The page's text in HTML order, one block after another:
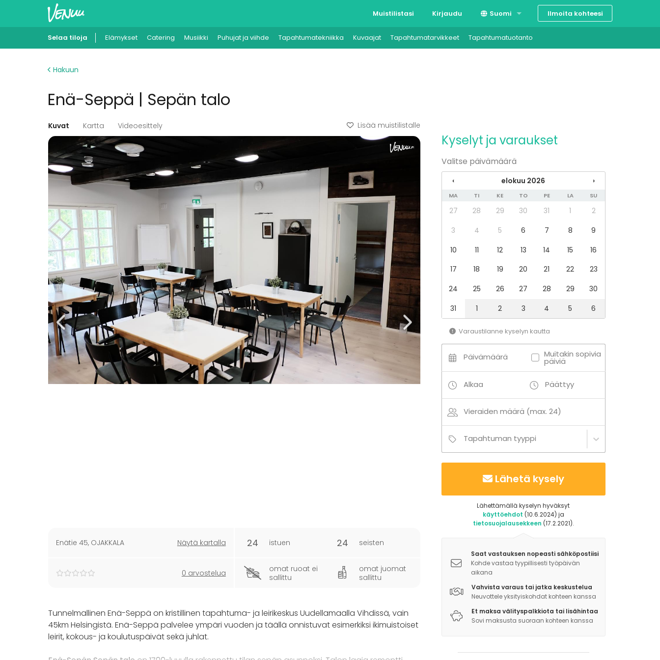
Muistilistasi Kirjaudu Suomi
Svenska
Ilmoita kohteesi
Selaa tiloja Elämykset Catering Musiikki Puhujat ja viihde Tapahtumatekniikka Kuvaajat Tapahtumatarvikkeet Tapahtumatuotanto
Hakuun
Enä-Seppä | Sepän talo
Kuvat Kartta Videoesittely Lisää muistilistalle
Enätie 45, OJAKKALA Näytä kartalla
0 arvostelua
24 istuen 24 seisten
omat ruoat ei
sallittu
omat juomat
sallittu
Tunnelmallinen Enä-Seppä on kristillinen tapahtuma- ja leirikeskus Uudellamaalla Vihdissä, vain
45km Helsingistä. Enä-Seppä palvelee ympäri vuoden ja täällä onnistuvat esimerkiksi ikimuistoiset
leirit, kokous- ja koulutuspäivät sekä juhlat.
Kyselyt ja varaukset
Valitse päivämäärä
‹ elokuu 2026 ›
MA TI KE TO PE LA SU
27 28 29 30 31 1
2
3
4 5 6 7 8
9
10
11 12 13 14 15
16
17
18 19 20 21 22
23
24
25 26 27 28 29
30
31
1 2 3 4 5 6
Varaustilanne kyselyn kautta
Päivämäärä Muitakin sopivia
päiviä
Alkaa Päättyy
Vieraiden määrä (max. 24)
Tapahtuman tyyppi
Lähetä kysely
Lähettämällä kyselyn hyväksyt
käyttöehdot (10.6.2024) ja
tietosuojalausekkeen (17.2.2021).
Saat vastauksen nopeasti sähköpostiisi
Kohde vastaa tyypillisesti työpäivän
aikana
Vahvista varaus tai jatka keskustelua
Neuvottele yksityiskohdat kohteen kanssa
Et maksa välityspalkkiota tai lisähintaa
Sovi maksusta suoraan kohteen kanssa